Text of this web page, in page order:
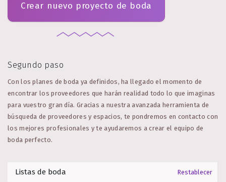
Crear nuevo proyecto de boda
Segundo paso
Con los planes de boda ya definidos, ha llegado el momento de
encontrar los proveedores que harán realidad todo lo que imaginas
para vuestro gran día. Gracias a nuestra avanzada herramienta de
búsqueda de proveedores y espacios, te pondremos en contacto con
los mejores profesionales y te ayudaremos a crear el equipo de
boda perfecto.
Restablecer